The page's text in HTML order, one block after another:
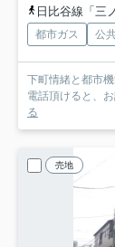
日比谷線「三
都市ガス 公
下町情緒と都市
電話頂けると、
る
売地